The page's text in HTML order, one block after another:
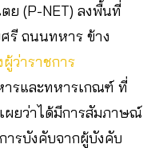
ย (P-NET) ลงพื้นที่
รี ถนนทหาร ข้าง
ผู้ว่าราชการ
รและทหารเกณฑ์ ที่
ผยว่าได้มีการสัมภาษณ์
รบังคับจากผู้บังคับ